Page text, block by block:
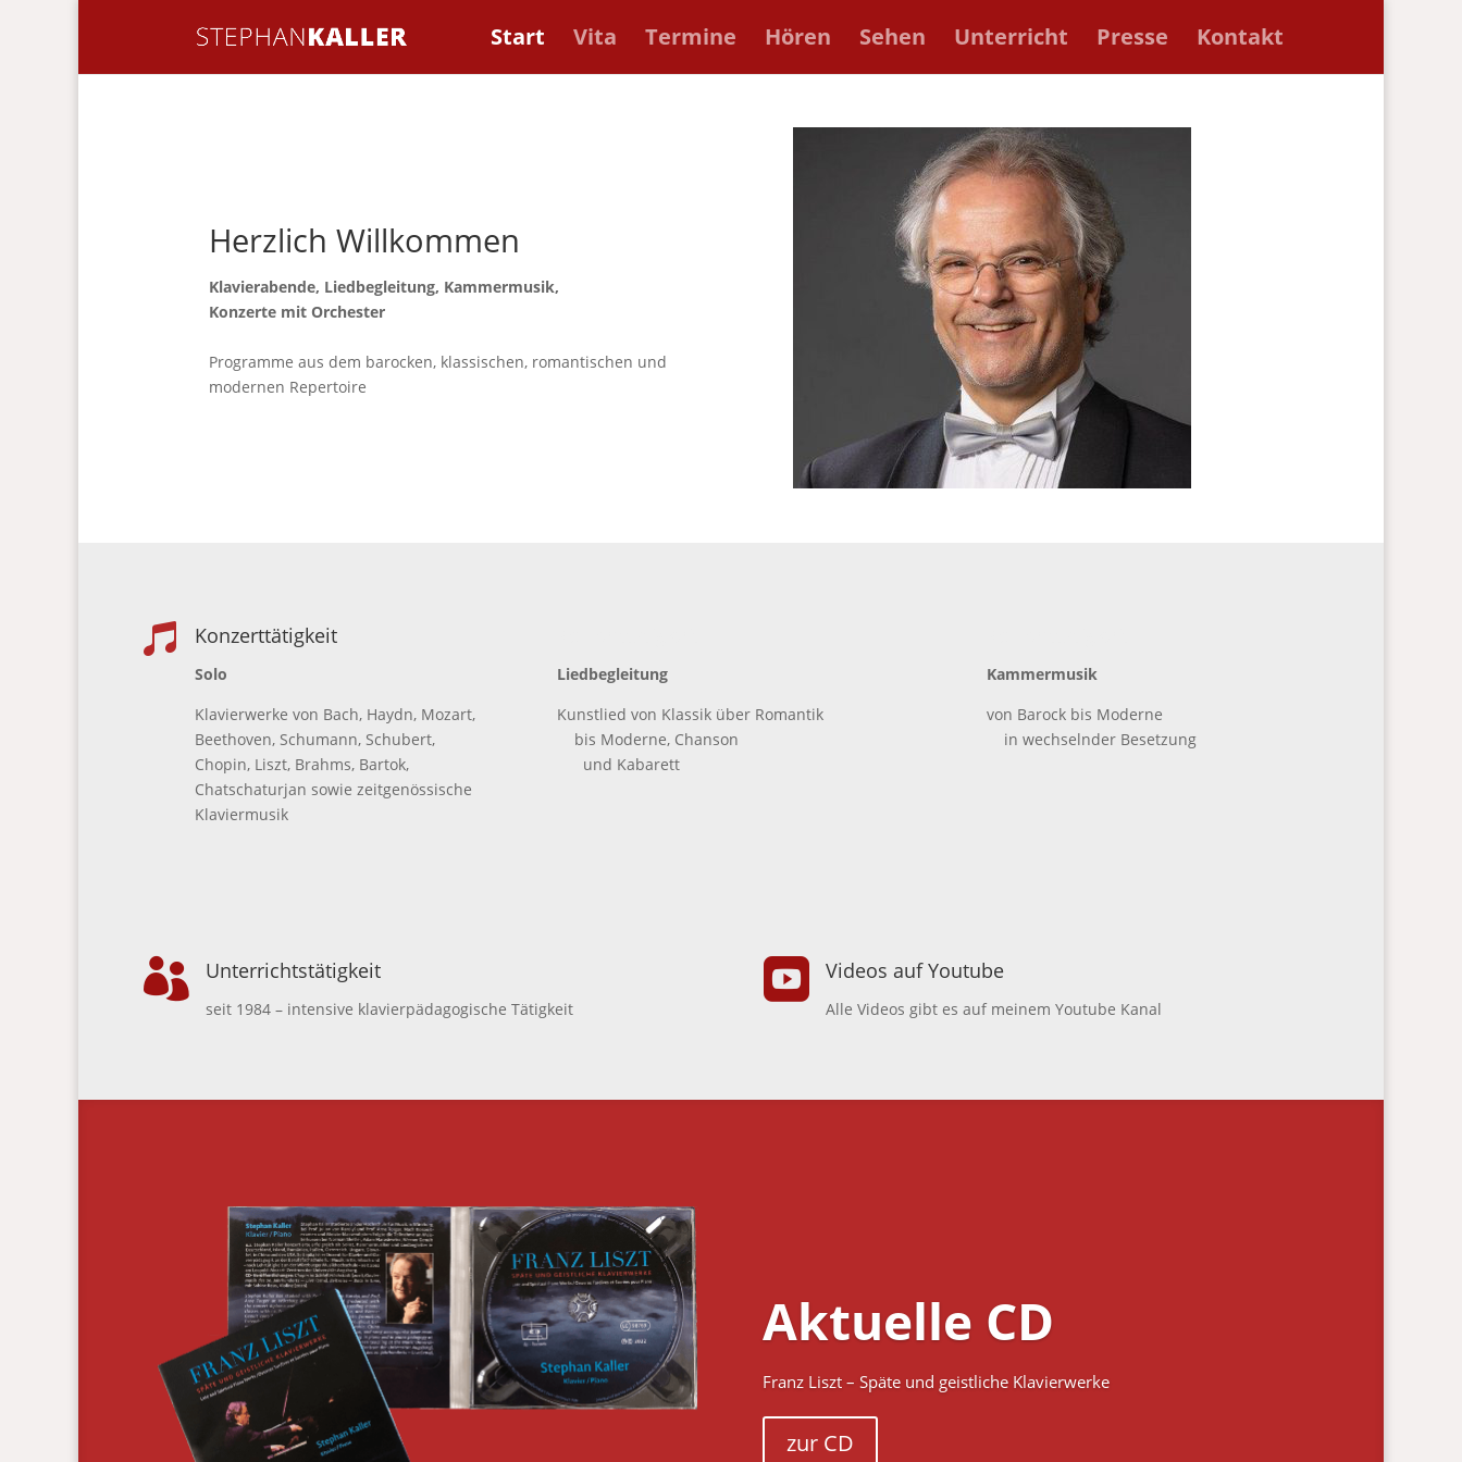
Start Vita Termine Hören Sehen Unterricht Presse Kontakt
Herzlich Willkommen
Klavierabende, Liedbegleitung, Kammermusik,
Konzerte mit Orchester
Programme aus dem barocken, klassischen, romantischen und
modernen Repertoire
 Konzerttätigkeit
Solo
Klavierwerke von Bach, Haydn, Mozart,
Beethoven, Schumann, Schubert,
Chopin, Liszt, Brahms, Bartok,
Chatschaturjan sowie zeitgenössische
Klaviermusik
Liedbegleitung
Kunstlied von Klassik über Romantik
bis Moderne, Chanson
und Kabarett
Kammermusik
von Barock bis Moderne
in wechselnder Besetzung
 Unterrichtstätigkeit
seit 1984 – intensive klavierpädagogische Tätigkeit
 Videos auf Youtube
Alle Videos gibt es auf meinem Youtube Kanal
Aktuelle CD
Franz Liszt – Späte und geistliche Klavierwerke
zur CD